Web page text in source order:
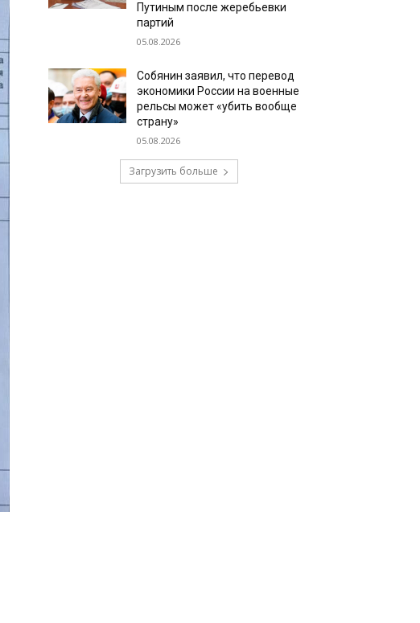
Путиным после жеребьевки
партий
05.08.2026
Собянин заявил, что перевод
экономики России на военные
рельсы может «убить вообще
страну»
05.08.2026
Загрузить больше